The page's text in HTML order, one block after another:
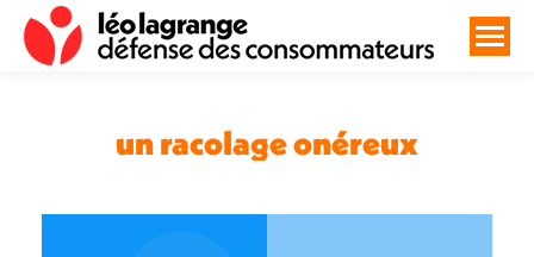
un racolage onéreux